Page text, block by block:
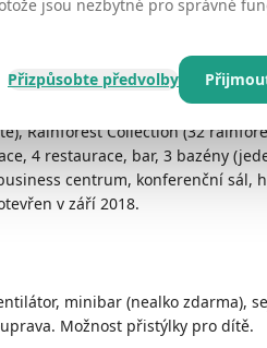
golfových hřišť The Datai
Rainforest Collection (32
4 restaurace, bar, 3 bazény
centrum, konferenční sál,
v září 2018.
minibar (nealko zdarma),
Možnost přistýlky pro dítě.
jsou nezbytné pro správné
Přizpůsobte předvolby